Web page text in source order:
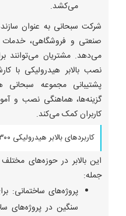
می‌کشد.
شرکت سبحانی به عنوان سازنده
صنعتی و فروشگاهی، خدمات
می‌دهد. مشتریان می‌توانند
نصب بالابر هیدرولیکی با
پشتیبانی مجموعه
گزینه‌ها، هماهنگی نصب و
کاربران کمک می‌کند.
کاربردهای بالابر هیدرولیکی ۳۰۰ کیلوگرم
این بالابر در حوزه‌های
جمله:
پروژه‌های ساختمانی:
سنگین در پروژه‌های